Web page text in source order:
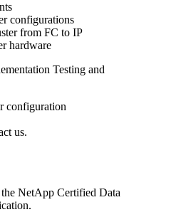
configurations
from FC to IP
hardware
Testing and
configuration
us.
NetApp Certified Data